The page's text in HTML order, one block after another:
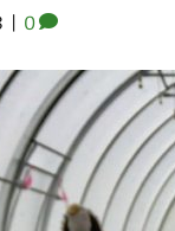
| 0